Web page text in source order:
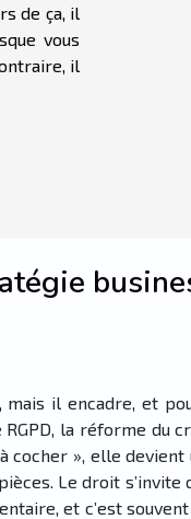
de ça, il
vous
il
mais il encadre, et
la réforme du
cocher », elle
Le droit
et c’est souvent